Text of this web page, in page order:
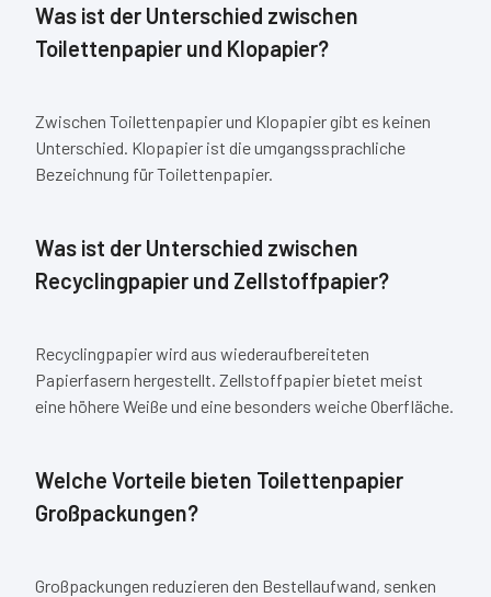
Was ist der Unterschied zwischen
Toilettenpapier und Klopapier?
Zwischen Toilettenpapier und Klopapier gibt es keinen
Unterschied. Klopapier ist die umgangssprachliche
Bezeichnung für Toilettenpapier.
Was ist der Unterschied zwischen
Recyclingpapier und Zellstoffpapier?
Recyclingpapier wird aus wiederaufbereiteten
Papierfasern hergestellt. Zellstoffpapier bietet meist
eine höhere Weiße und eine besonders weiche Oberfläche.
Welche Vorteile bieten Toilettenpapier
Großpackungen?
Großpackungen reduzieren den Bestellaufwand, senken